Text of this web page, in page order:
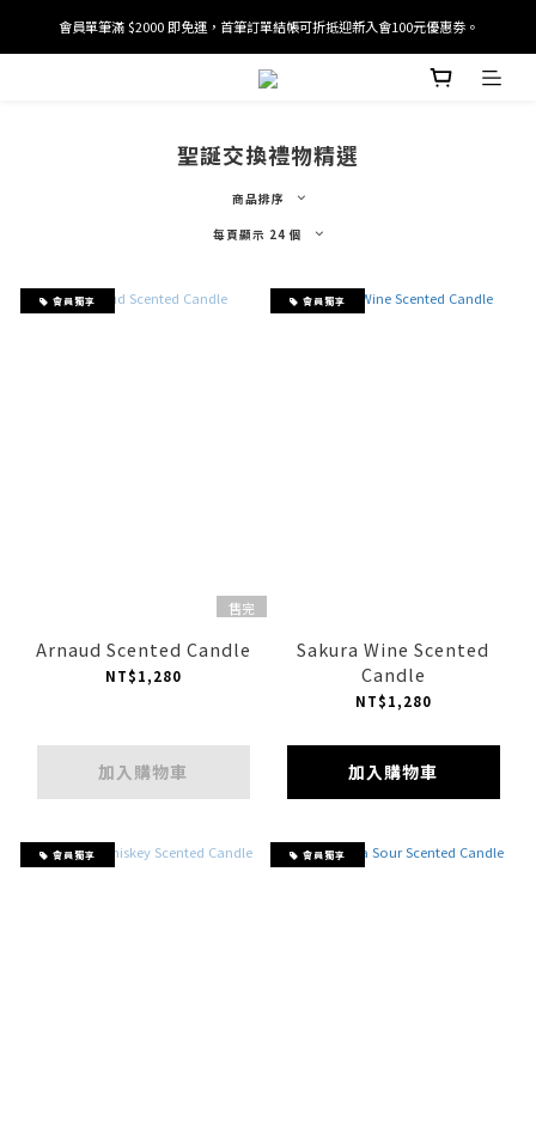
加入/驗證會員並綁定電話號碼，即可獲得百元購物金2張。
會員單筆滿 $2000 即免運，首筆訂單結帳可折抵迎新入會100元優惠劵。
加入/驗證會員並綁定電話號碼，即可獲得百元購物金2張。
聖誕交換禮物精選
商品排序
每頁顯示 24 個
會員獨享
售完
Arnaud Scented Candle
NT$1,280
加入購物車
會員獨享
Sakura Wine Scented
Candle
NT$1,280
加入購物車
會員獨享 會員獨享